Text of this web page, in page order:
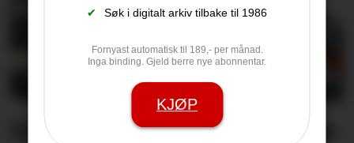
✔ Søk i digitalt arkiv tilbake til 1986
Fornyast automatisk til 189,- per månad.
Inga binding. Gjeld berre nye abonnentar.
KJØP
Kjenner du nokon frivillige